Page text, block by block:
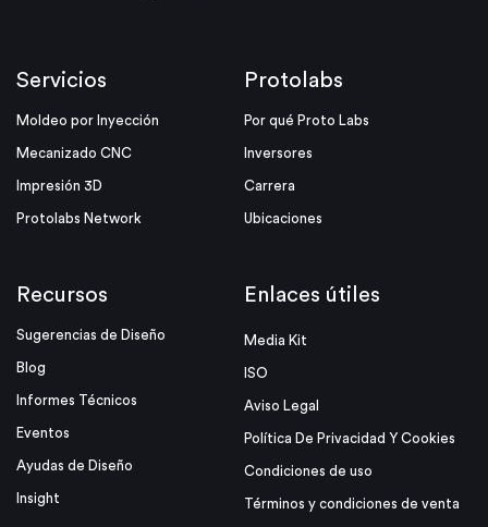
Servicios
Moldeo por Inyección
Mecanizado CNC
Impresión 3D
Protolabs Network
Protolabs
Por qué Proto Labs
Inversores
Carrera
Ubicaciones
Recursos
Sugerencias de Diseño
Blog
Informes Técnicos
Eventos
Ayudas de Diseño
Insight
Enlaces útiles
Media Kit
ISO
Aviso Legal
Política De Privacidad Y Cookies
Condiciones de uso
Términos y condiciones de venta